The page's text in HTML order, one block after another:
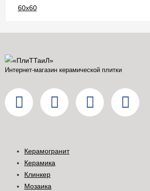
Интернет-магазин керамической плитки
Керамогранит
Керамика
Клинкер
Мозаика